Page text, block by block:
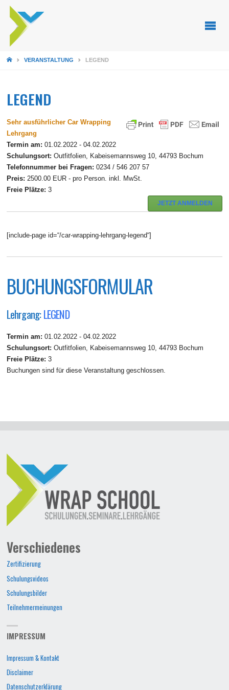
STARTSEITE
VERANSTALTUNG LEGEND
LEGEND
Sehr ausführlicher Car Wrapping
Lehrgang
Termin am: 01.02.2022 - 04.02.2022
Schulungsort: Outfitfolien, Kabeisemannsweg 10, 44793 Bochum
Telefonnummer bei Fragen: 0234 / 546 207 57
Preis: 2500.00 EUR - pro Person. inkl. MwSt.
Freie Plätze: 3
JETZT ANMELDEN
[include-page id=“/car-wrapping-lehrgang-legend“]
BUCHUNGSFORMULAR
Lehrgang:LEGEND
Termin am: 01.02.2022 - 04.02.2022
Schulungsort: Outfitfolien, Kabeisemannsweg 10, 44793 Bochum
Freie Plätze: 3
Buchungen sind für diese Veranstaltung geschlossen.
Verschiedenes
Zertifizierung
Schulungsvideos
Schulungsbilder
Teilnehmermeinungen
IMPRESSUM
Impressum & Kontakt
Disclaimer
Datenschutzerklärung